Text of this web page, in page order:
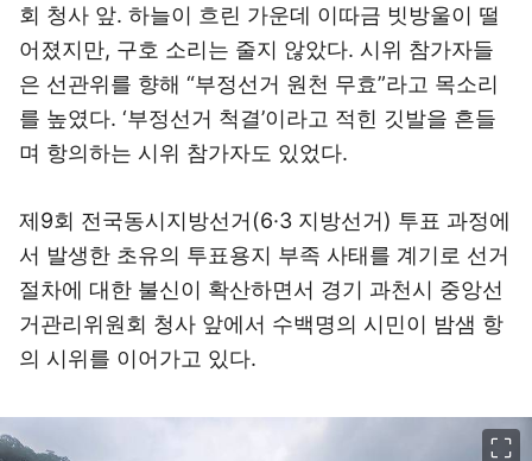
회 청사 앞. 하늘이 흐린 가운데 이따금 빗방울이 떨
어졌지만, 구호 소리는 줄지 않았다. 시위 참가자들
은 선관위를 향해 “부정선거 원천 무효”라고 목소리
를 높였다. ‘부정선거 척결’이라고 적힌 깃발을 흔들
며 항의하는 시위 참가자도 있었다.
제9회 전국동시지방선거(6·3 지방선거) 투표 과정에
서 발생한 초유의 투표용지 부족 사태를 계기로 선거
절차에 대한 불신이 확산하면서 경기 과천시 중앙선
거관리위원회 청사 앞에서 수백명의 시민이 밤샘 항
의 시위를 이어가고 있다.